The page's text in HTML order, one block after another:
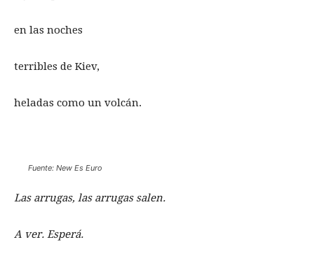
en las noches
terribles de Kiev,
heladas como un volcán.
Fuente: New Es Euro
Las arrugas, las arrugas salen.
A ver. Esperá.